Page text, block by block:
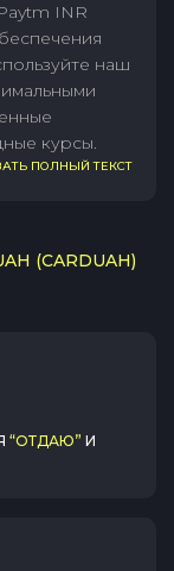
INR
наш
курсы.
ПОЛНЫЙ ТЕКСТ
(CARDUAH)
“ОТДАЮ” И